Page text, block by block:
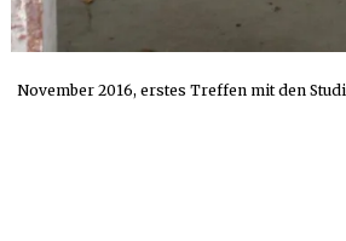
November 2016, erstes Treffen mit den